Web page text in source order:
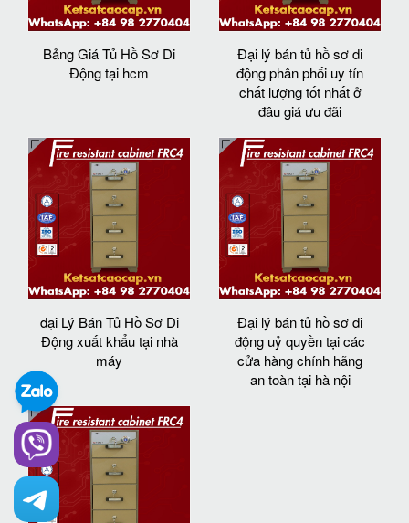
Bảng Giá Tủ Hồ Sơ Di
Động tại hcm
Đại lý bán tủ hồ sơ di
động phân phối uy tín
chất lượng tốt nhất ở
đâu giá ưu đãi
đại Lý Bán Tủ Hồ Sơ Di
Động xuất khẩu tại nhà
máy
Đại lý bán tủ hồ sơ di
động uỷ quyền tại các
cửa hàng chính hãng
an toàn tại hà nội